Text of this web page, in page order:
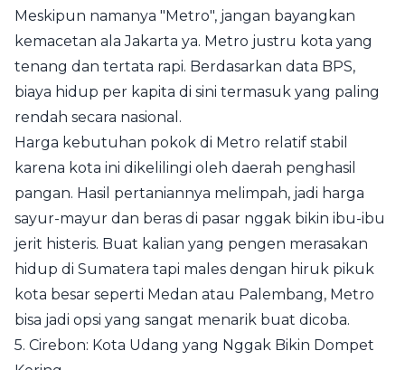
Meskipun namanya "Metro", jangan bayangkan
kemacetan ala Jakarta ya. Metro justru kota yang
tenang dan tertata rapi. Berdasarkan data BPS,
biaya hidup per kapita di sini termasuk yang paling
rendah secara nasional.
Harga kebutuhan pokok di Metro relatif stabil
karena kota ini dikelilingi oleh daerah penghasil
pangan. Hasil pertaniannya melimpah, jadi harga
sayur-mayur dan beras di pasar nggak bikin ibu-ibu
jerit histeris. Buat kalian yang pengen merasakan
hidup di Sumatera tapi males dengan hiruk pikuk
kota besar seperti Medan atau Palembang, Metro
bisa jadi opsi yang sangat menarik buat dicoba.
5. Cirebon: Kota Udang yang Nggak Bikin Dompet